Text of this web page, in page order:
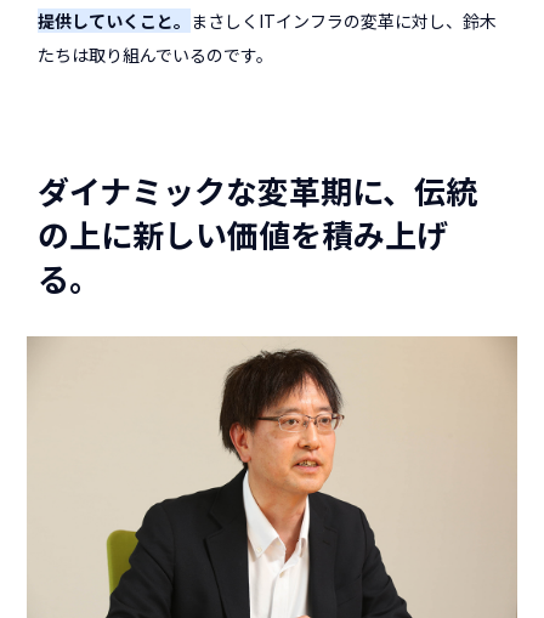
提供していくこと。 まさしくITインフラの変革に対し、鈴木
たちは取り組んでいるのです。
ダイナミックな変革期に、伝統
の上に新しい価値を積み上げ
る。